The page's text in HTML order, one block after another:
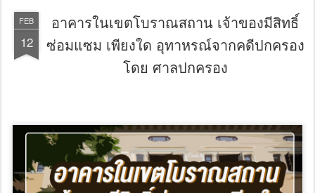
FEB
12
อาคารในเขตโบราณสถาน เจ้าของมีสิทธิ์
ซ่อมแซม เพียงใด อุทาหรณ์จากคดีปกครอง
โดย ศาลปกครอง